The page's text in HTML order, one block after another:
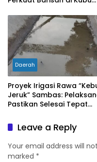
Daerah
Proyek Irigasi Rawa
Jeruk” Sambas:
Pastikan Selesai Tepat
CuacaLeave a Reply
Your email address will
marked *